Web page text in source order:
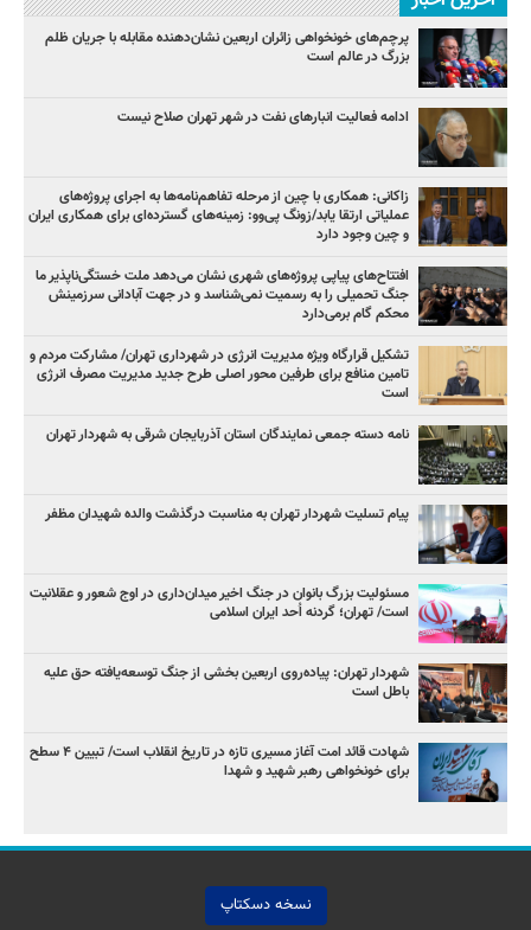
پرچم‌های خونخواهی زائران اربعین نشان‌دهنده مقابله با جریان ظلم
بزرگ در عالم است
ادامه فعالیت انبارهای نفت در شهر تهران صلاح نیست
زاکانی: همکاری با چین از مرحله تفاهم‌نامه‌ها به اجرای پروژه‌های
عملیاتی ارتقا یابد/زونگ پی‌وو: زمینه‌های گسترده‌ای برای همکاری ایران
و چین وجود دارد
افتتاح‌های پیاپی پروژه‌های شهری نشان می‌دهد ملت خستگی‌ناپذیر ما
جنگ تحمیلی را به رسمیت نمی‌شناسد و در جهت آبادانی سرزمینش
محکم گام برمی‌دارد
تشکیل قرارگاه ویژه مدیریت انرژی در شهرداری تهران/ مشارکت مردم و
تامین منافع برای طرفین محور اصلی طرح جدید مدیریت مصرف انرژی
است
نامه دسته جمعی نمایندگان استان آذربایجان شرقی به شهردار تهران
پیام تسلیت شهردار تهران به مناسبت درگذشت والده شهیدان مظفر
مسئولیت بزرگ بانوان در جنگ اخیر میدان‌داری‌ در اوج شعور و عقلانیت
است/ تهران؛ گردنه اُحد ایران اسلامی
شهردار تهران: پیاده‌روی اربعین بخشی از جنگ توسعه‌یافته حق علیه
باطل است
شهادت قائد امت آغاز مسیری تازه در تاریخ انقلاب است/ تبیین ۴ سطح
برای خونخواهی رهبر شهید و شهدا
نسخه دسکتاپ